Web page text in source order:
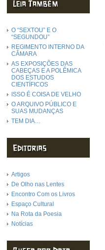
O “SEXTOU” E O
“SEGUNDOU”
REGIMENTO INTERNO DA
CÂMARA
AS EXPOSIÇÕES DAS
CABEÇAS E A POLÊMICA
DOS ESTUDOS
CIENTÍFICOS
ISSO É COISA DE VELHO
O ARQUIVO PÚBLICO E
SUAS MUDANÇAS
TEM DIA…
Artigos
De Olho nas Lentes
Encontro Com os Livros
Espaço Cultural
Na Rota da Poesia
Notícias